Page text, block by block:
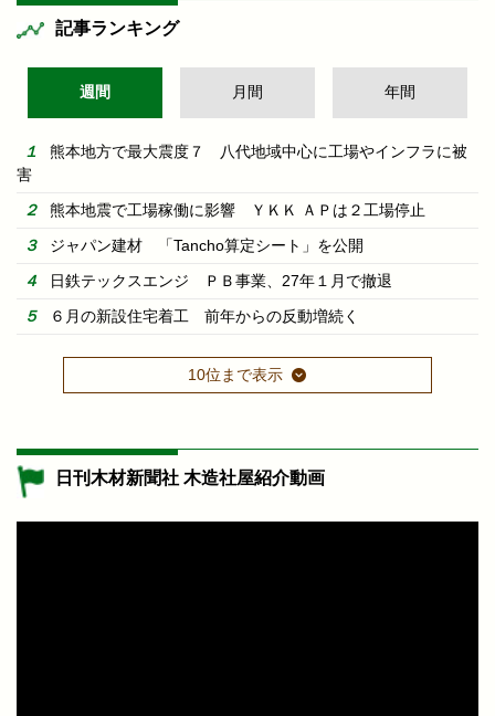
記事ランキング
週間 月間 年間
熊本地方で最大震度７ 八代地域中心に工場やインフラに被
害
熊本地震で工場稼働に影響 ＹＫＫ ＡＰは２工場停止
ジャパン建材 「Tancho算定シート」を公開
日鉄テックスエンジ ＰＢ事業、27年１月で撤退
６月の新設住宅着工 前年からの反動増続く
10位まで表示
日刊木材新聞社 木造社屋紹介動画